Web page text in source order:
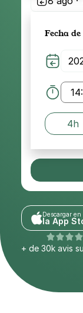
Fecha
4h
Descargar en
la App
+ de 30k avis